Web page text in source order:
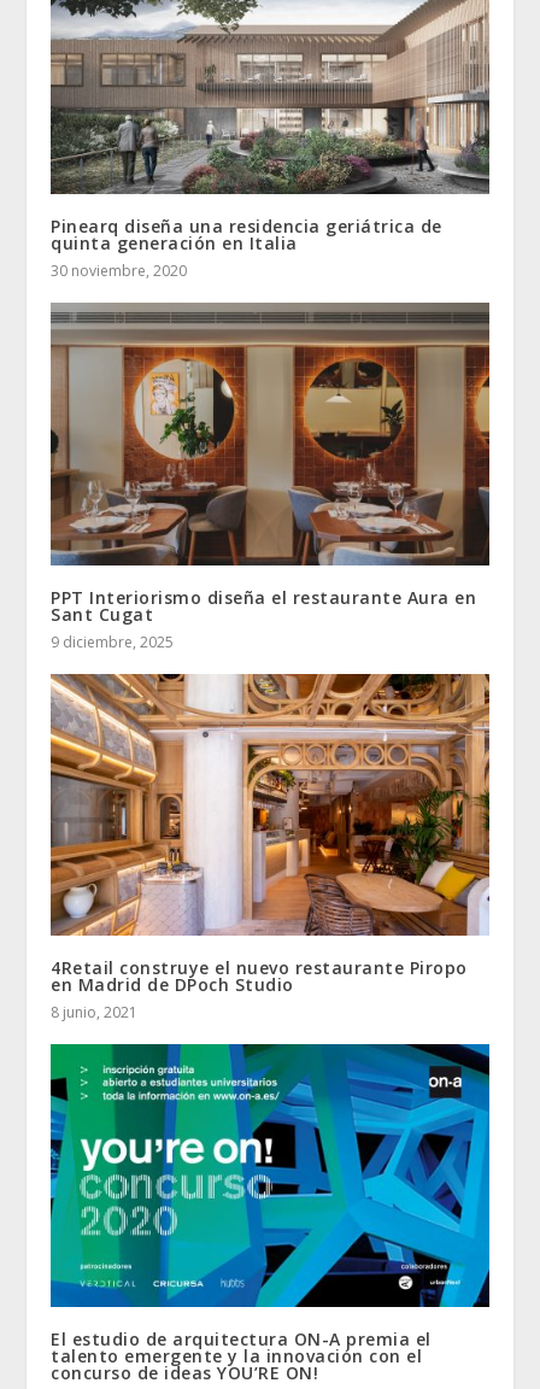
Pinearq diseña una residencia geriátrica de
quinta generación en Italia
30 noviembre, 2020
PPT Interiorismo diseña el restaurante Aura en
Sant Cugat
9 diciembre, 2025
4Retail construye el nuevo restaurante Piropo
en Madrid de DPoch Studio
8 junio, 2021
El estudio de arquitectura ON-A premia el
talento emergente y la innovación con el
concurso de ideas YOU’RE ON!